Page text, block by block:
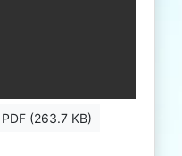
(263.7 KB)